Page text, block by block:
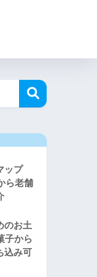
ップ
ら老舗
のお土
子から
込み可